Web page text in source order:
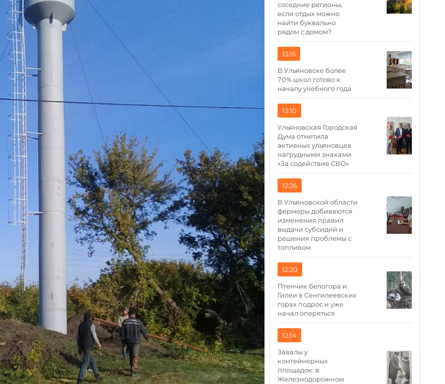
соседние регионы,
если отдых можно
найти буквально
рядом с домом?
13:15
В Ульяновске более
70% школ готово к
началу учебного года
13:10
Ульяновская Городская
Дума отметила
активных ульяновцев
нагрудными знаками
«За содействие СВО»
12:26
В Ульяновской области
фермеры добиваются
изменения правил
выдачи субсидий и
решения проблемы с
топливом
12:20
Птенчик Белогора и
Гилеи в Сенгилеевских
горах подрос и уже
начал оперяться
12:14
Завалы у
контейнерных
площадок: в
Железнодорожном